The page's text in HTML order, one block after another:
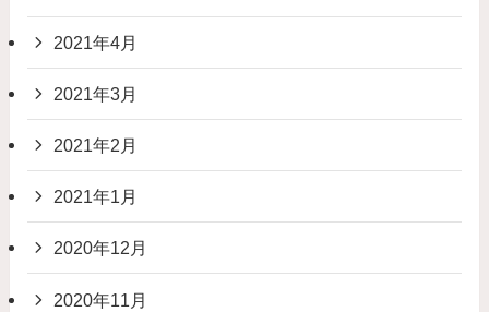
2021年4月
2021年3月
2021年2月
2021年1月
2020年12月
2020年11月